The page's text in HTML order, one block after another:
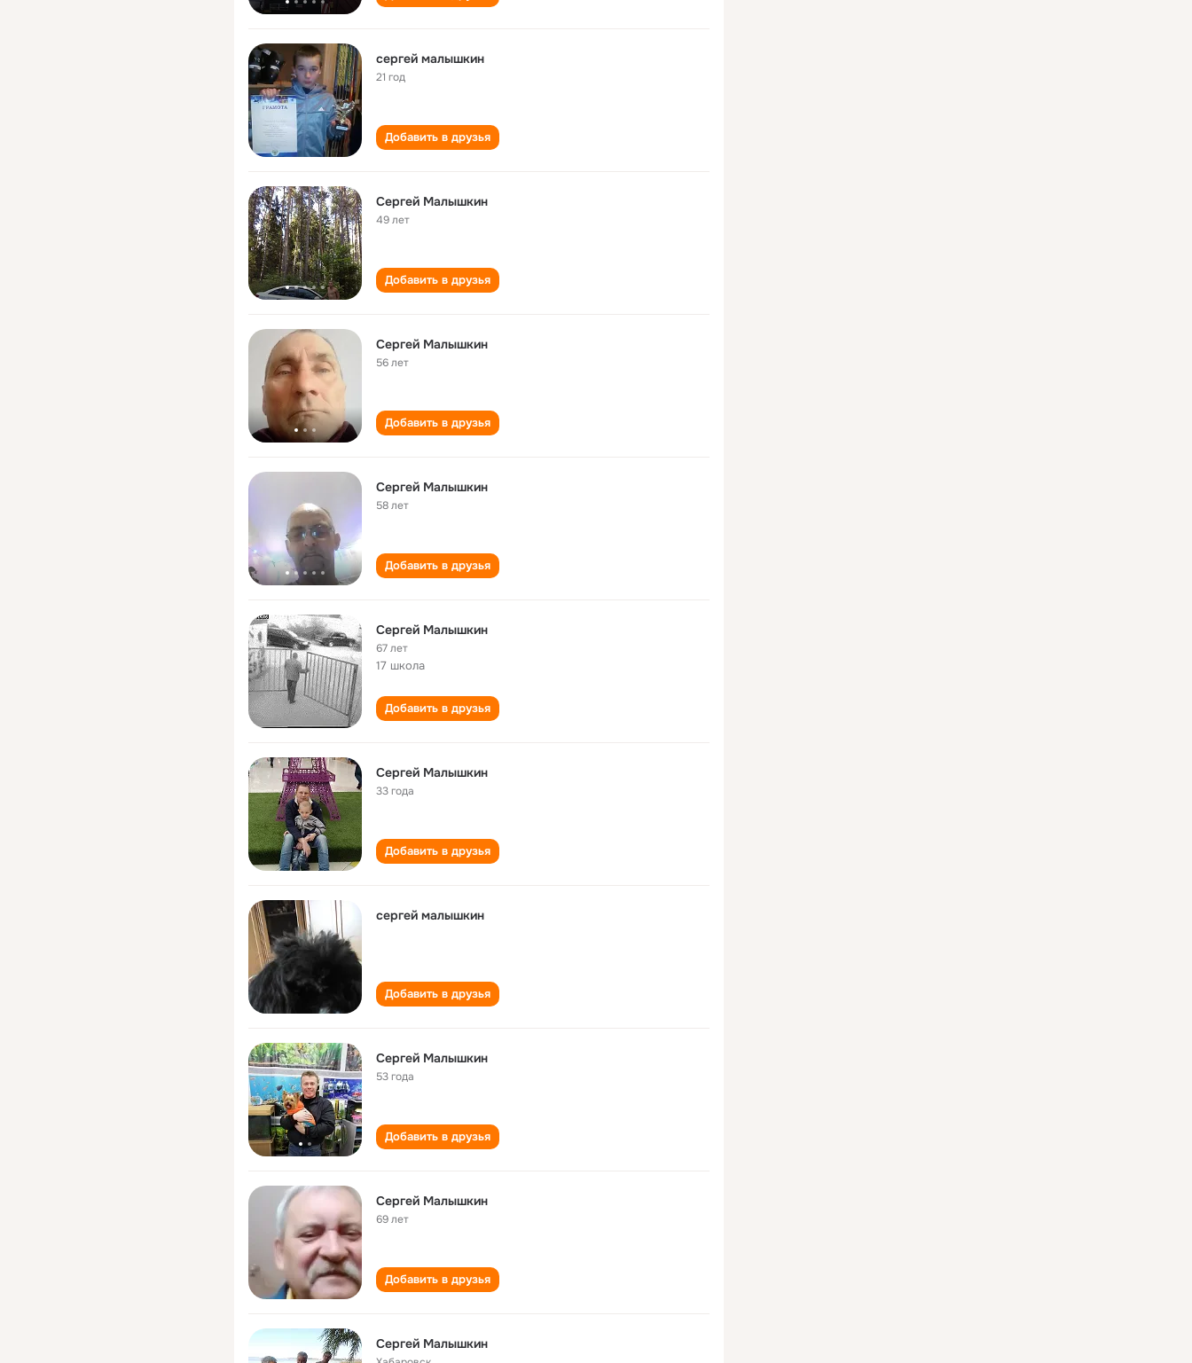
сергей малышкин
21 год
Добавить в друзья
Сергей Малышкин
49 лет
Добавить в друзья
Сергей Малышкин
56 лет
Добавить в друзья
Сергей Малышкин
58 лет
Добавить в друзья
Сергей Малышкин
67 лет
17 школа
Добавить в друзья
Сергей Малышкин
33 года
Добавить в друзья
сергей малышкин
Добавить в друзья
Сергей Малышкин
53 года
Добавить в друзья
Сергей Малышкин
69 лет
Добавить в друзья
Сергей Малышкин